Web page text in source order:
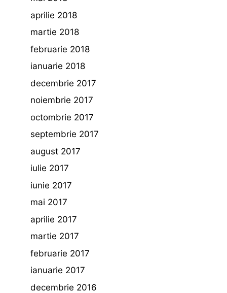
aprilie 2018
martie 2018
februarie 2018
ianuarie 2018
decembrie 2017
noiembrie 2017
octombrie 2017
septembrie 2017
august 2017
iulie 2017
iunie 2017
mai 2017
aprilie 2017
martie 2017
februarie 2017
ianuarie 2017
decembrie 2016